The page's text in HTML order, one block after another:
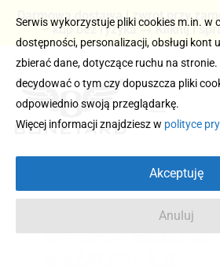
Darmowa dostawa i zwrot przy
– kup bez ryzyka → Kliknij i
MĘSKA BLUZA
Serwis wykorzystuje pliki cookies m.in. w
dostępności, personalizacji, obsługi kont
zbierać dane, dotyczące ruchu na
decydować o tym czy dopuszcza pliki
odpowiednio swoją przeglądarkę.
Więcej informacji znajdziesz w polityce
Akceptuję
Anuluj